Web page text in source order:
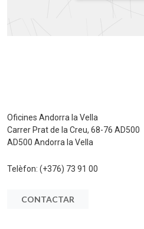
Oficines Andorra la Vella
Carrer Prat de la Creu, 68-76 AD500
AD500 Andorra la Vella
Telèfon: (+376) 73 91 00
CONTACTAR